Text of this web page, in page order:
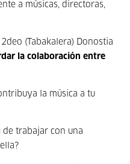
a músicas, directoras,
2deo (Tabakalera) Donostia
la colaboración entre
la música a tu
de trabajar con una